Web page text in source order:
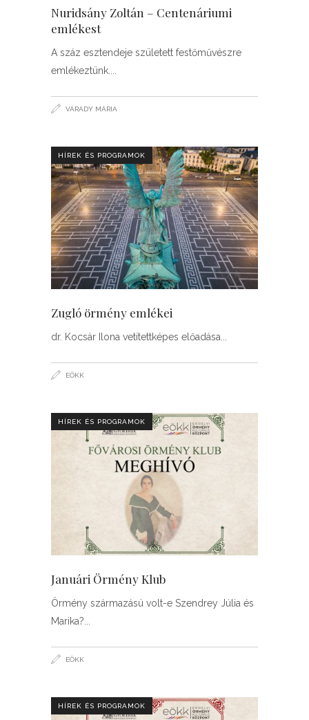
Nuridsány Zoltán – Centenáriumi
emlékest
A száz esztendeje született festőművészre
emlékeztünk.
VÁRADY MÁRIA
HÍREK ÉS PROGRAMOK
Zugló örmény emlékei
dr. Kocsár Ilona vetítettképes előadása
EÖKK
HÍREK ÉS PROGRAMOK
Januári Örmény Klub
Örmény származású volt-e Szendrey Júlia és
Marika?
EÖKK
HÍREK ÉS PROGRAMOK